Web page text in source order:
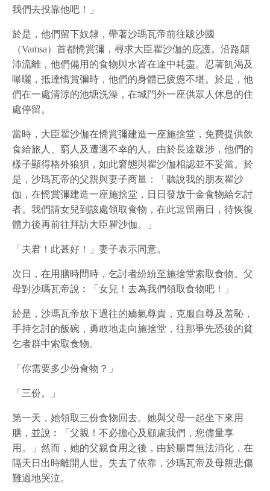
我們去投靠他吧！」
於是，他們留下奴隸，帶著沙瑪瓦帝前往跋沙國
（Vaṁsa）首都憍賞彌，尋求大臣瞿沙伽的庇護。沿路顛
沛流離，他們備用的食物與水皆在途中耗盡。忍著飢渴及
曝曬，抵達憍賞彌時，他們的身體已疲憊不堪。於是，他
們在一處清涼的池塘洗澡，在城門外一座供眾人休息的住
處停留。
當時，大臣瞿沙伽在憍賞彌建造一座施捨堂，免費提供飲
食給旅人、窮人及遭遇不幸的人。由於長途跋涉，他們的
樣子顯得格外狼狽，如此窘態與瞿沙伽相認並不妥當。於
是，沙瑪瓦帝的父親與妻子商量：「聽說我的朋友瞿沙
伽，在憍賞彌建造一座施捨堂，日日發放千金食物給乞討
者。我們請女兒到該處領取食物，在此逗留兩日，待恢復
體力後再前往拜訪大臣瞿沙伽。」
「夫君！此甚好！」妻子表示同意。
次日，在用膳時間時，乞討者紛紛至施捨堂索取食物。父
母對沙瑪瓦帝說︰「女兒！去為我們領取食物吧！」
於是，沙瑪瓦帝放下過往的嬌氣尊貴，克服自尊及羞恥，
手持乞討的飯碗，勇敢地走向施捨堂，往那爭先恐後的貧
乞者群中索取食物。
「你需要多少份食物？」
「三份。」
第一天，她領取三份食物回去。她與父母一起坐下來用
膳，並說︰「父親！不必擔心及顧慮我們，您儘量享
用。」然而，她的父親食用之後，由於腸胃無法消化，在
隔天日出時離開人世。失去了依靠，沙瑪瓦帝及母親悲傷
難過地哭泣。